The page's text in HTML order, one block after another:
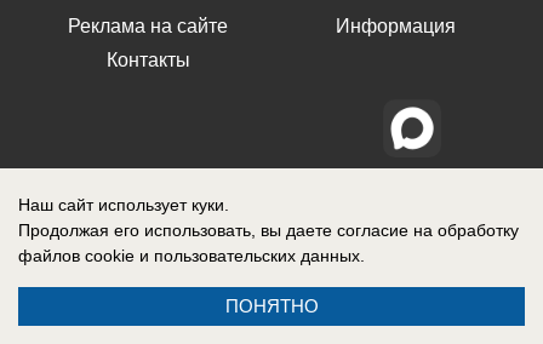
Реклама на сайте
Контакты
Информация
Наш сайт использует куки.
Продолжая его использовать, вы даете согласие на обработку
файлов cookie и пользовательских данных.
ПОНЯТНО